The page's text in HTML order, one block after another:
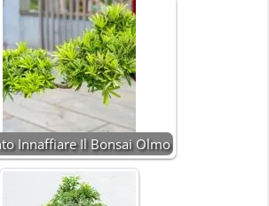
Innaffiare Il Bonsai Olmo